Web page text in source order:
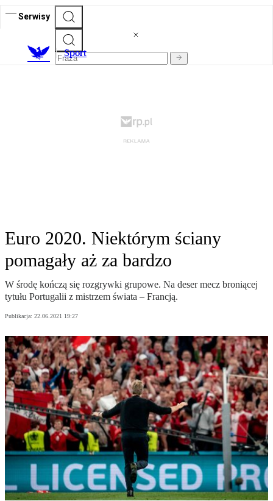
Serwisy
Sport
Euro 2020. Niektórym ściany
pomagały aż za bardzo
W środę kończą się rozgrywki grupowe. Na deser mecz broniącej
tytułu Portugalii z mistrzem świata – Francją.
Publikacja: 22.06.2021 19:27